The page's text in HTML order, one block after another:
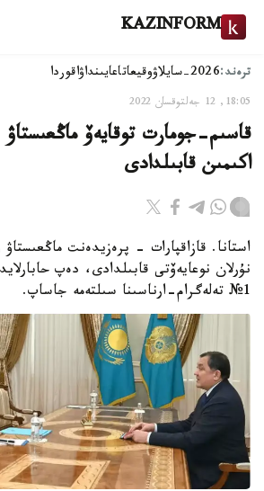
KAZINFORM
ترەند:2026-سايلاۋ وقيعاتاعايىنداۋاقوردا
18:05, 12 جەلتوقسان 2022
قاسىم-جومارت توقايەۆ
اكىمىن قابىلدادى
استانا. قازاقپارات - پرەزيدەنت
نۇرلان نوعايەۆتى قابىلدادى، دەپ
1№ تەلەگرام-ارناسىنا سىلتەمە جاساپ.